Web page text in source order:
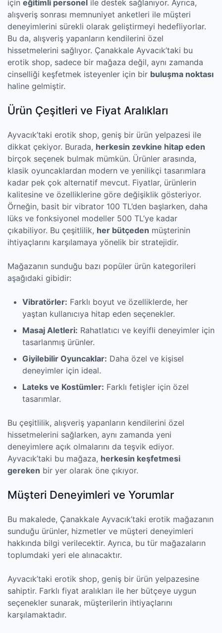
için eğitimli personel ile destek sağlanıyor. Ayrıca,
alışveriş sonrası memnuniyet anketleri ile müşteri
deneyimlerini sürekli olarak geliştirmeyi hedefliyorlar.
Bu da, alışveriş yapanların kendilerini özel
hissetmelerini sağlıyor. Çanakkale Ayvacık’taki bu
erotik shop, sadece bir mağaza değil, aynı zamanda
cinselliği keşfetmek isteyenler için bir buluşma noktası
haline gelmiştir.
Ürün Çeşitleri ve Fiyat Aralıkları
Ayvacık’taki erotik shop, geniş bir ürün yelpazesi ile
dikkat çekiyor. Burada, herkesin zevkine hitap eden
birçok seçenek bulmak mümkün. Ürünler arasında,
klasik oyuncaklardan modern ve yenilikçi tasarımlara
kadar pek çok alternatif mevcut. Fiyatlar, ürünlerin
kalitesine ve özelliklerine göre değişiklik gösteriyor.
Örneğin, basit bir vibrator 100 TL’den başlarken, daha
lüks ve fonksiyonel modeller 500 TL’ye kadar
çıkabiliyor. Bu çeşitlilik, her bütçeden müşterinin
ihtiyaçlarını karşılamaya yönelik bir stratejidir.
Mağazanın sunduğu bazı popüler ürün kategorileri
aşağıdaki gibidir:
Vibratörler: Farklı boyut ve özelliklerde, her
yaştan kullanıcıya hitap eden seçenekler.
Masaj Aletleri: Rahatlatıcı ve keyifli deneyimler için
tasarlanmış ürünler.
Giyilebilir Oyuncaklar: Daha özel ve kişisel
deneyimler için ideal.
Lateks ve Kostümler: Farklı fetişler için özel
tasarımlar.
Bu çeşitlilik, alışveriş yapanların kendilerini özel
hissetmelerini sağlarken, aynı zamanda yeni
deneyimlere açık olmalarını da teşvik ediyor.
Ayvacık’taki bu mağaza, herkesin keşfetmesi
gereken bir yer olarak öne çıkıyor.
Müşteri Deneyimleri ve Yorumlar
Bu makalede, Çanakkale Ayvacık’taki erotik mağazanın
sunduğu ürünler, hizmetler ve müşteri deneyimleri
hakkında bilgi verilecektir. Ayrıca, bu tür mağazaların
toplumdaki yeri ele alınacaktır.
Ayvacık’taki erotik shop, geniş bir ürün yelpazesine
sahiptir. Farklı fiyat aralıkları ile her bütçeye uygun
seçenekler sunarak, müşterilerin ihtiyaçlarını
karşılamaktadır.